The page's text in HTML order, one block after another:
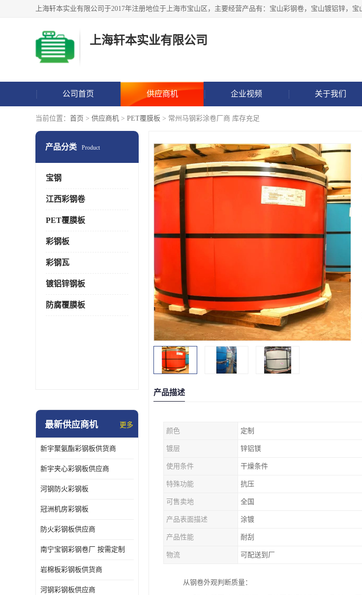
上海轩本实业有限公司
公司首页 供应商机 企业视频 关于我们
当前位置： 首页 > 供应商机 > PET覆膜板 > 常州马钢彩涂卷厂商 库存充足
产品分类 Product
宝钢
江西彩钢卷
PET覆膜板
彩钢板
彩钢瓦
镀铝锌钢板
防腐覆膜板
最新供应商机 更多
新宇聚氨酯彩钢板供货商
新宇夹心彩钢板供应商
河钢防火彩钢板
冠洲机房彩钢板
防火彩钢板供应商
南宁宝钢彩钢卷厂 按需定制
岩棉板彩钢板供货商
河钢彩钢板供应商
产品描述
颜色 定制
镀层 锌铝镁
使用条件 干燥条件
特殊功能 抗压
可售卖地 全国
产品表面描述 涂镀
产品性能 耐刮
物流 可配送到厂
从钢卷外观判断质量：